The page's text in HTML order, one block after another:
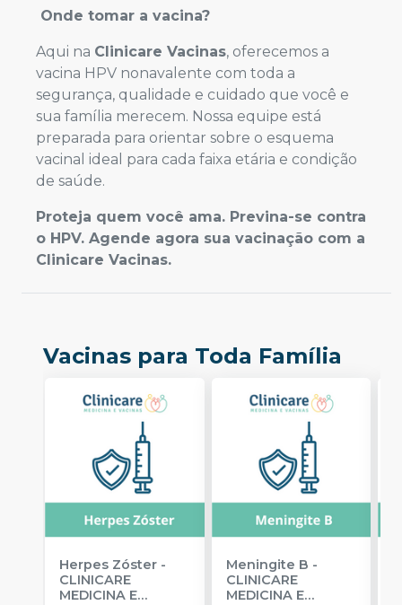
Onde tomar a vacina?
Aqui na Clinicare Vacinas, oferecemos a
vacina HPV nonavalente com toda a
segurança, qualidade e cuidado que você e
sua família merecem. Nossa equipe está
preparada para orientar sobre o esquema
vacinal ideal para cada faixa etária e condição
de saúde.
Proteja quem você ama. Previna-se contra
o HPV. Agende agora sua vacinação com a
Clinicare Vacinas.
Vacinas para Toda Família
Herpes Zóster -
CLINICARE
MEDICINA E
Meningite B -
CLINICARE
MEDICINA E